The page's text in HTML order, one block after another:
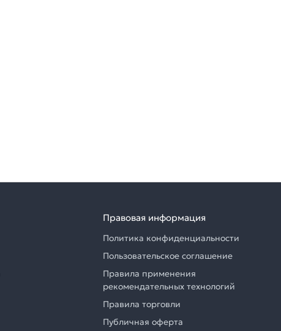
Правовая информация
Политика конфиденциальности
Пользовательское соглашение
Правила применения
рекомендательных технологий
Правила торговли
Публичная оферта